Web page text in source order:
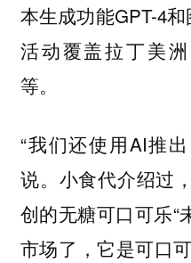
本生成功能GPT-4和
活动覆盖拉丁美
等。
“我们还使用AI推
说。小食代介绍过
创的无糖可口可乐“
市场了，它是可口